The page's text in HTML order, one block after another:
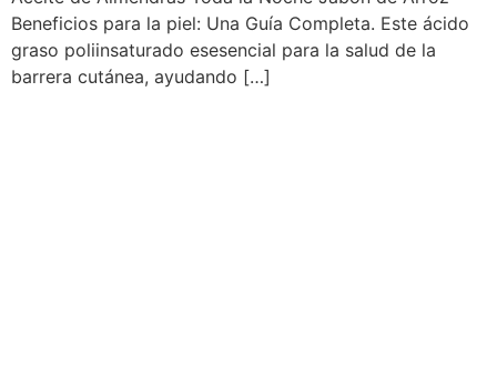
Beneficios para la piel: Una Guía Completa. Este ácido
graso poliinsaturado esesencial para la salud de la
barrera cutánea, ayudando […]